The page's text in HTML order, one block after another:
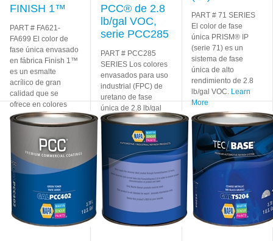
FINISH 1™
PART # FA621-
FA699 El color de
fase única envasado
en fábrica Finish 1™
es un esmalte
acrílico de gran
calidad que se
ofrece en colores
intensosLearn More
PCC® de 2.8
lb/gal VOC,
serie PCC285
PART # PCC285
SERIES Los colores
envasados para uso
industrial (FPC) de
uretano de fase
única de 2.8 lb/gal
VOC Premium
Commercial
Coatings (PCC®)
son una
Learn More
PART # 71 SERIES
El color de fase
única PRISM® IP
(serie 71) es un
sistema de fase
única de alto
rendimiento de 2.8
lb/gal VOC. Learn
More